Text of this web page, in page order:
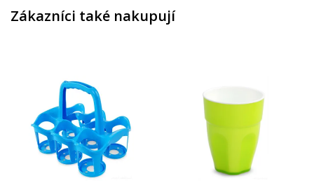
Zákazníci také nakupují